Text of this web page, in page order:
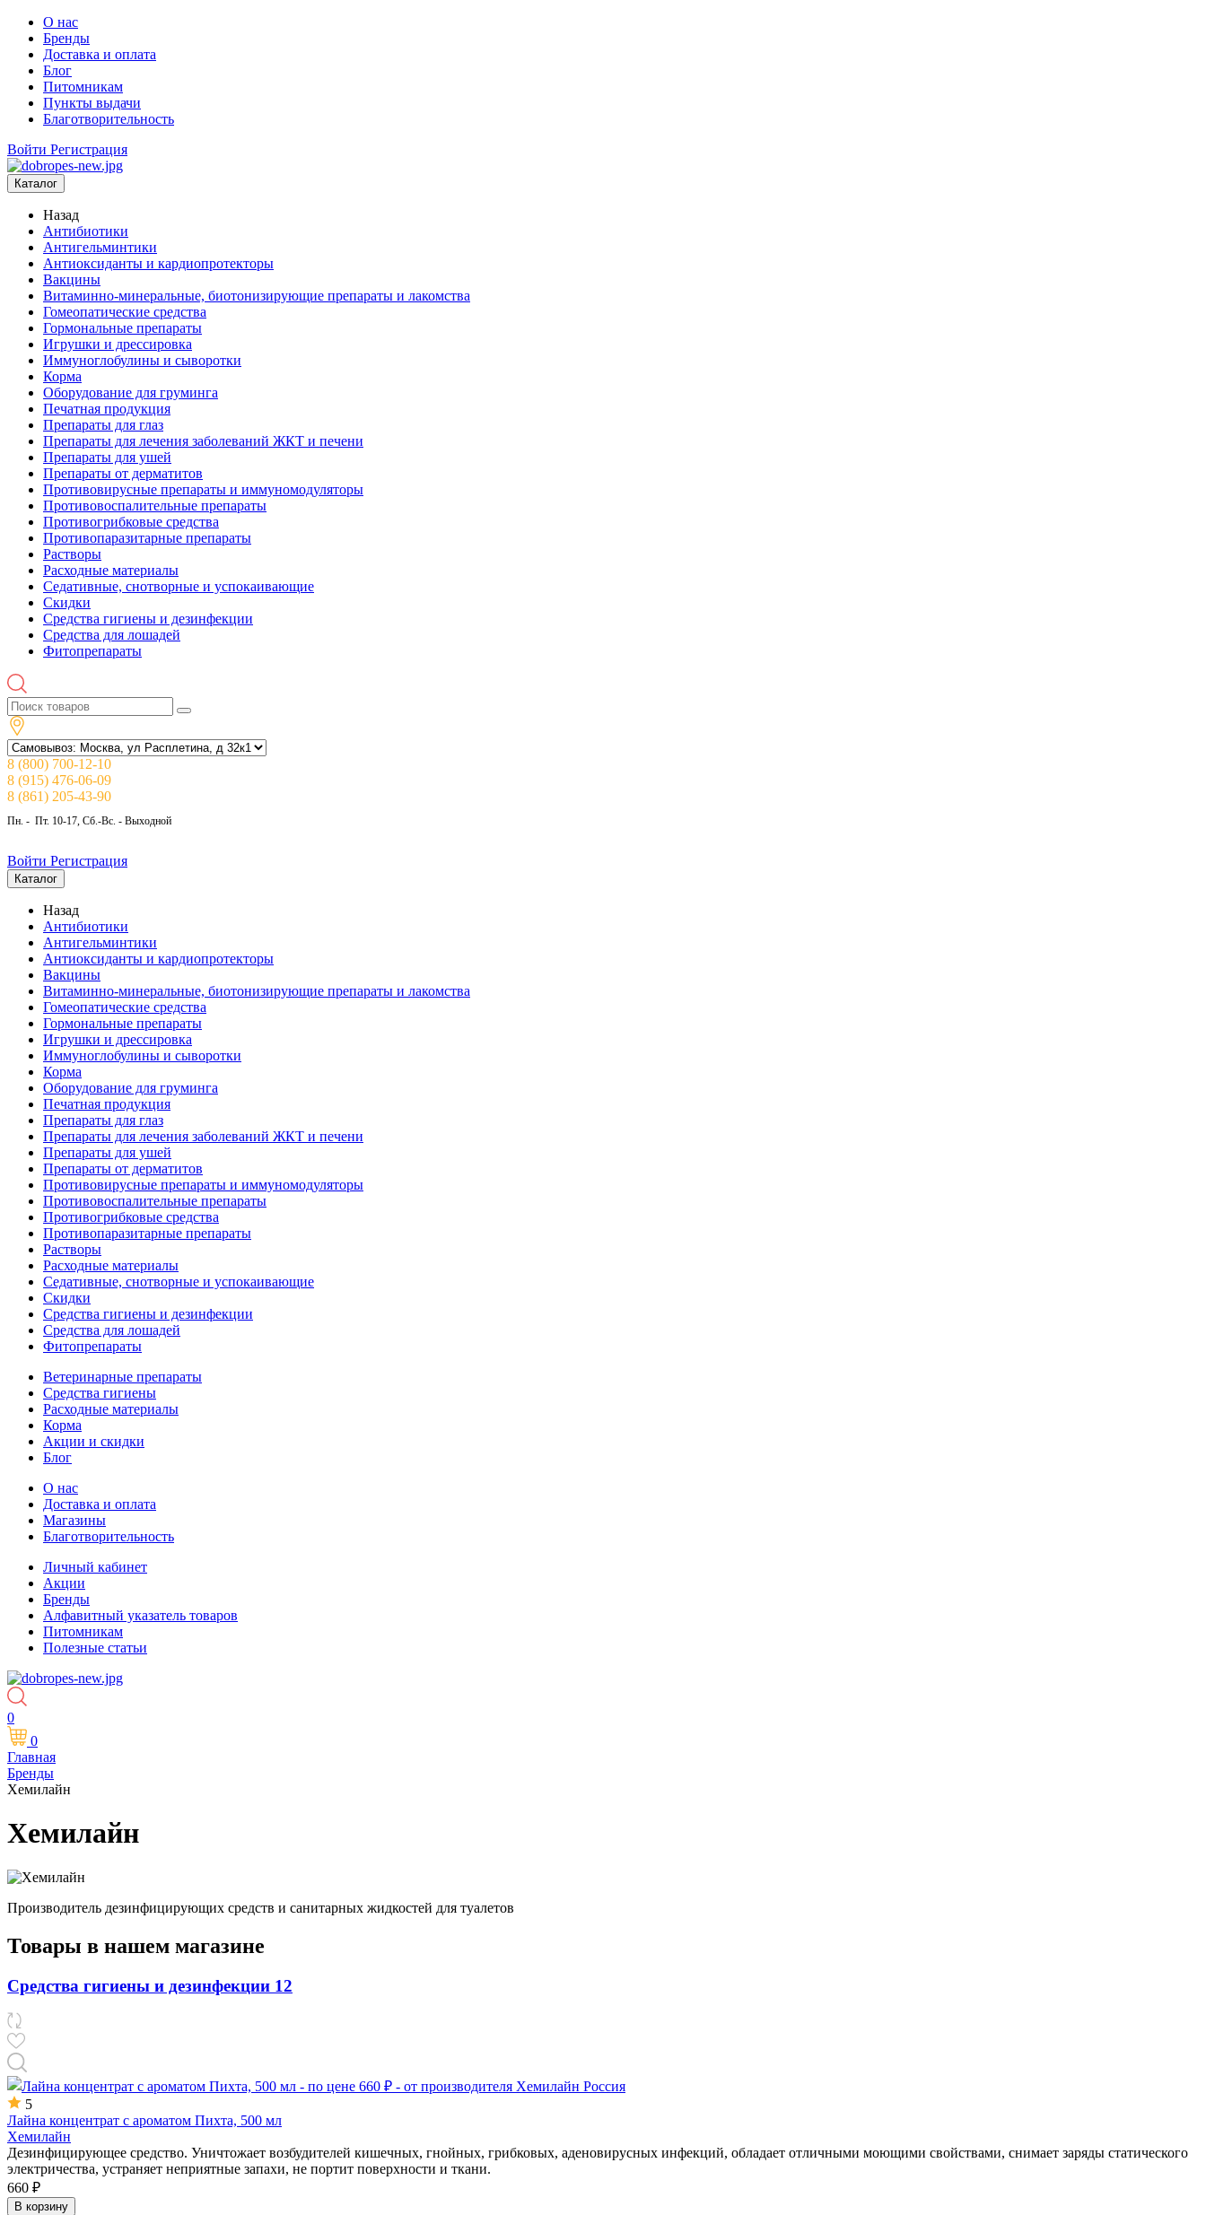
О нас
Бренды
Доставка и оплата
Блог
Питомникам
Пункты выдачи
Благотворительность
Войти Регистрация
Каталог
Назад
Антибиотики
Антигельминтики
Антиоксиданты и кардиопротекторы
Вакцины
Витаминно-минеральные, биотонизирующие препараты и лакомства
Гомеопатические средства
Гормональные препараты
Игрушки и дрессировка
Иммуноглобулины и сыворотки
Корма
Оборудование для груминга
Печатная продукция
Препараты для глаз
Препараты для лечения заболеваний ЖКТ и печени
Препараты для ушей
Препараты от дерматитов
Противовирусные препараты и иммуномодуляторы
Противовоспалительные препараты
Противогрибковые средства
Противопаразитарные препараты
Растворы
Расходные материалы
Седативные, снотворные и успокаивающие
Скидки
Средства гигиены и дезинфекции
Средства для лошадей
Фитопрепараты
8 (800) 700-12-10
8 (915) 476-06-09
8 (861) 205-43-90
Пн. - Пт. 10-17, Сб.-Вс. - Выходной
Войти Регистрация
Каталог
Назад
Антибиотики
Антигельминтики
Антиоксиданты и кардиопротекторы
Вакцины
Витаминно-минеральные, биотонизирующие препараты и лакомства
Гомеопатические средства
Гормональные препараты
Игрушки и дрессировка
Иммуноглобулины и сыворотки
Корма
Оборудование для груминга
Печатная продукция
Препараты для глаз
Препараты для лечения заболеваний ЖКТ и печени
Препараты для ушей
Препараты от дерматитов
Противовирусные препараты и иммуномодуляторы
Противовоспалительные препараты
Противогрибковые средства
Противопаразитарные препараты
Растворы
Расходные материалы
Седативные, снотворные и успокаивающие
Скидки
Средства гигиены и дезинфекции
Средства для лошадей
Фитопрепараты
Ветeринарные препараты
Средства гигиены
Расходные материалы
Корма
Акции и скидки
Блог
О нас
Доставка и оплата
Магазины
Благотворительность
Личный кабинет
Акции
Бренды
Алфавитный указатель товаров
Питомникам
Полезные статьи
0
0
Главная
Бренды
Хемилайн
Хемилайн
Производитель дезинфицирующих средств и санитарных жидкостей для туалетов
Товары в нашем магазине
Средства гигиены и дезинфекции 12
5
Лайна концентрат с ароматом Пихта, 500 мл
Хемилайн
Дезинфицирующее средство. Уничтожает возбудителей кишечных, гнойных, грибковых, аденовирусных инфекций, обладает отличными моющими свойствами, снимает заряды статического
электричества, устраняет неприятные запахи, не портит поверхности и ткани.
660 ₽
В корзину